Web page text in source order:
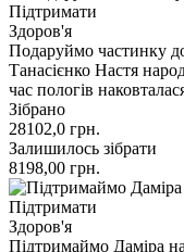
Підтримати
Здоров'я
Подаруймо частинку
Танасієнко Настя
час пологів
Зібрано
28102,0 грн.
Залишилось зібрати
8198,00 грн.
Підтримати
Здоров'я
Підтримаймо Даміра